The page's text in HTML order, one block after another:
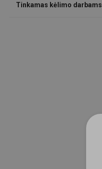
Tinkamas kėlimo darbams